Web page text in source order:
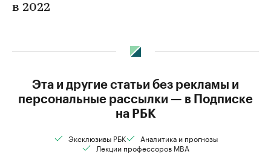
в 2022
Эта и другие статьи без рекламы и
персональные рассылки — в Подписке
на РБК
Эксклюзивы РБК
Аналитика и прогнозы
Лекции профессоров MBA